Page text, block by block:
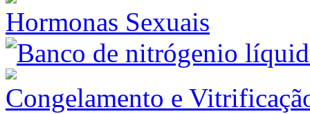
Hormonas Sexuais
Congelamento e